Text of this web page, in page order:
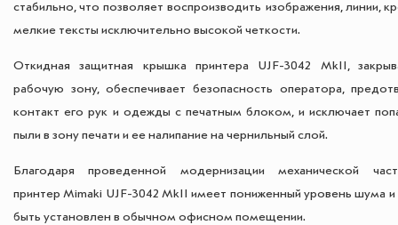
стабильно, что позволяет воспроизводить изображения, линии,
мелкие тексты исключительно высокой четкости.
Откидная защитная крышка принтера UJF-3042 MkII,
рабочую зону, обеспечивает безопасность оператора,
контакт его рук и одежды с печатным блоком, и исключает
пыли в зону печати и ее налипание на чернильный слой.
Благодаря проведенной модернизации механической
принтер Mimaki UJF-3042 MkII имеет пониженный уровень шума
быть установлен в обычном офисном помещении.